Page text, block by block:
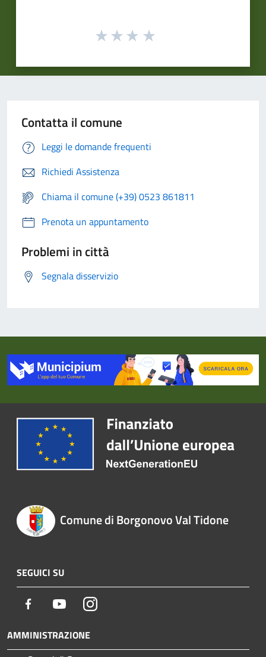
Contatta il comune
Leggi le domande frequenti
Richiedi Assistenza
Chiama il comune (+39) 0523 861811
Prenota un appuntamento
Problemi in città
Segnala disservizio
Comune di Borgonovo Val Tidone
SEGUICI SU
Facebook YoutubeInstagram
AMMINISTRAZIONE